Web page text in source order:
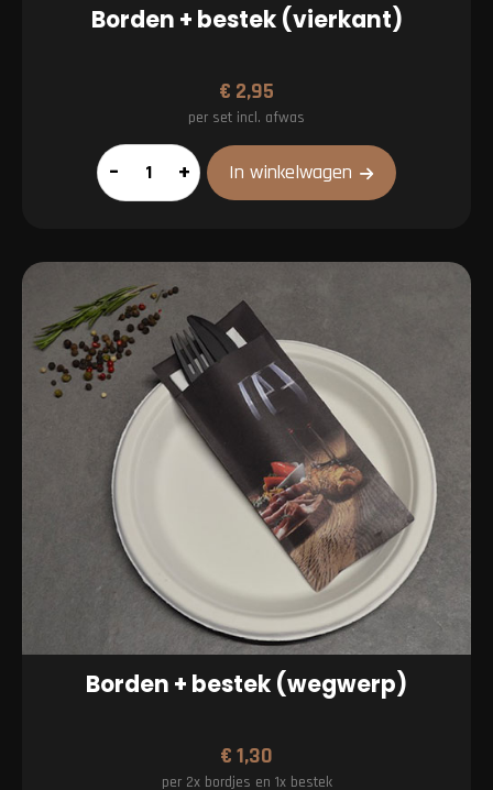
Borden + bestek (vierkant)
€ 2,95
per set incl. afwas
Borden
+
(vierkant)
aantal
– + In winkelwagen
Borden + bestek (wegwerp)
€1,30
per 2x bordjes en 1x bestek